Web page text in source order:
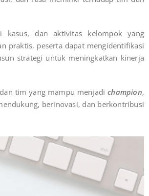
kasus, dan aktivitas kelompok yang
praktis, peserta dapat mengidentifikasi
strategi untuk meningkatkan kinerja
tim yang mampu menjadichampion,
berinovasi, dan berkontribusi